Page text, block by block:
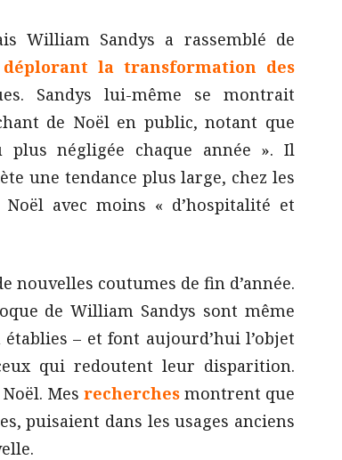
William Sandys a rassemblé de
la transformation des
Sandys lui-même se montrait
de Noël en public, notant que
négligée chaque année ». Il
une tendance plus large, chez les
avec moins « d’hospitalité et
nouvelles coutumes de fin d’année.
de William Sandys sont même
– et font aujourd’hui l’objet
qui redoutent leur disparition.
Mes recherches montrent que
puisaient dans les usages anciens